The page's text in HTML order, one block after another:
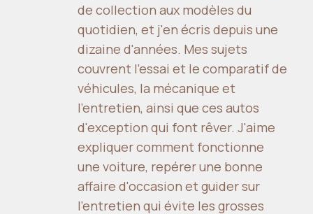
de collection aux modèles du
quotidien, et j'en écris depuis une
dizaine d'années. Mes sujets
couvrent l'essai et le comparatif de
véhicules, la mécanique et
l'entretien, ainsi que ces autos
d'exception qui font rêver. J'aime
expliquer comment fonctionne
une voiture, repérer une bonne
affaire d'occasion et guider sur
l'entretien qui évite les grosses